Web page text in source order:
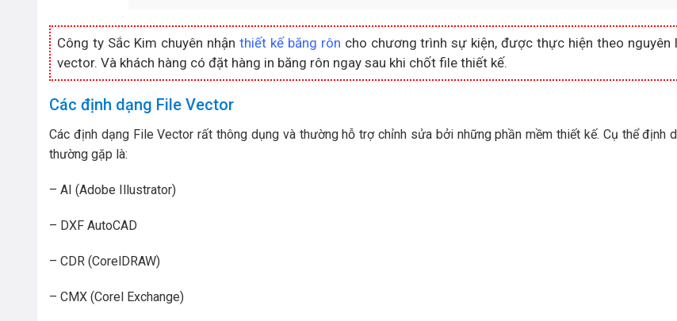
Công ty Sắc Kim chuyên nhận thiết kế băng rôn cho chương trình sự kiện, được thực hiện theo nguyên
vector. Và khách hàng có đặt hàng in băng rôn ngay sau khi chốt file thiết kế.
Các định dạng File Vector
Các định dạng File Vector rất thông dụng và thường hỗ trợ chỉnh sửa bởi những phần mềm thiết kế. Cụ thể định
thường gặp là:
– AI (Adobe Illustrator)
– DXF AutoCAD
– CDR (CorelDRAW)
– CMX (Corel Exchange)